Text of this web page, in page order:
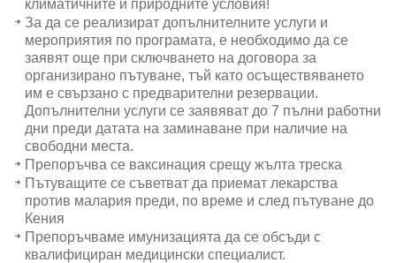
климатичните и природните условия!
За да се реализират допълнителните услуги и
мероприятия по програмата, е необходимо да се
заявят още при сключването на договора за
организирано пътуване, тъй като осъществяването
им е свързано с предварителни резервации.
Допълнителни услуги се заявяват до 7 пълни работни
дни преди датата на заминаване при наличие на
свободни места.
Препоръчва се ваксинация срещу жълта треска
Пътуващите се съветват да приемат лекарства
против малария преди, по време и след пътуване до
Кения
Препоръчваме имунизацията да се обсъди с
квалифициран медицински специалист.